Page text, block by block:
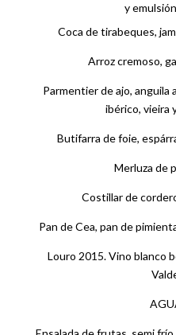
y
Coca de tirabeques,
Arroz cremoso,
Parmentier de ajo, anguila
ibérico, vieira
Butifarra de foie,
Merluza de
Costillar de
Pan de Cea, pan de
Louro 2015. Vino blanco